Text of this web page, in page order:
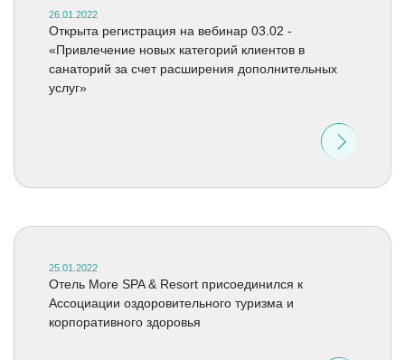
26.01.2022
Открыта регистрация на вебинар 03.02 -
«Привлечение новых категорий клиентов в
санаторий за счет расширения дополнительных
услуг»
25.01.2022
Отель More SPA & Resort присоединился к
Ассоциации оздоровительного туризма и
корпоративного здоровья